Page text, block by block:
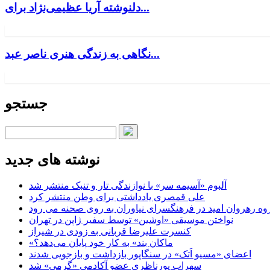
دلنوشته آریا عظیمی‌نژاد برای...
نگاهی به زندگی هنری ناصر عبد...
جستجو
نوشته های جدید
آلبوم «آسیمه سر» با نوازندگی تار و تنبک منتشر شد
علی قمصری یادداشتی برای وطن منتشر کرد
رهروان امید در فرهنگسرای نیاوران به روی صحنه می رود
نواختن موسیقی «اوشین» توسط سفیر ژاپن در تهران
کنسرت علیرضا قربانی به زودی در شیراز
«ماکان بند» به کار خود پایان می‌دهد؟
اعضای «مسیو اَتک» در سنگاپور بازداشت و بازجویی شدند
سهراب پورناظری عضو آکادمی «گرمی» شد